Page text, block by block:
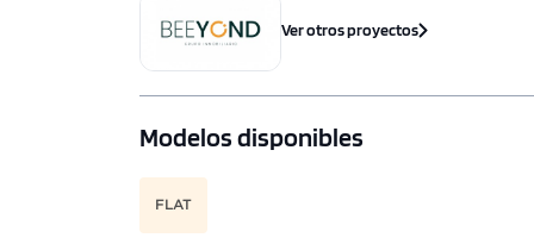
Ver otros proyectos
Modelos disponibles
FLAT